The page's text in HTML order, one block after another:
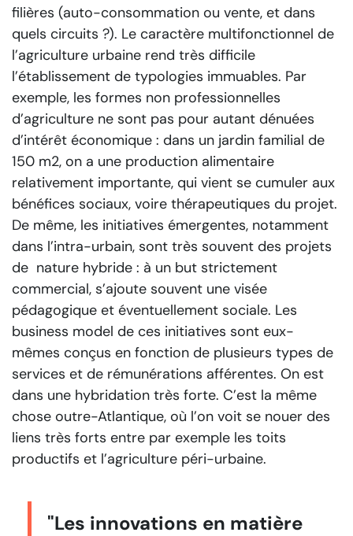
filières (auto-consommation ou vente, et dans
quels circuits ?). Le caractère multifonctionnel de
l’agriculture urbaine rend très difficile
l’établissement de typologies immuables. Par
exemple, les formes non professionnelles
d’agriculture ne sont pas pour autant dénuées
d’intérêt économique : dans un jardin familial de
150 m2, on a une production alimentaire
relativement importante, qui vient se cumuler aux
bénéfices sociaux, voire thérapeutiques du projet.
De même, les initiatives émergentes, notamment
dans l’intra-urbain, sont très souvent des projets
de nature hybride : à un but strictement
commercial, s’ajoute souvent une visée
pédagogique et éventuellement sociale. Les
business model de ces initiatives sont eux-
mêmes conçus en fonction de plusieurs types de
services et de rémunérations afférentes. On est
dans une hybridation très forte. C’est la même
chose outre-Atlantique, où l’on voit se nouer des
liens très forts entre par exemple les toits
productifs et l’agriculture péri-urbaine.
"Les innovations en matière